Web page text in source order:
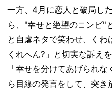
一方、4月に恋人と破局し
ら、"幸せと絶望のコンビ"
と自虐ネタで笑わせ、くわ
くれへん?」と切実な訴え
「幸せを分けてあげられ
ら目線の発言をして、突き